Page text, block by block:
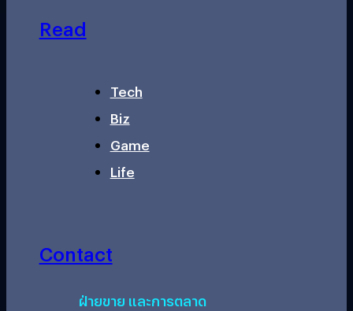
Read
Tech
Biz
Game
Life
Contact
ฝ่ายขาย และการตลาด